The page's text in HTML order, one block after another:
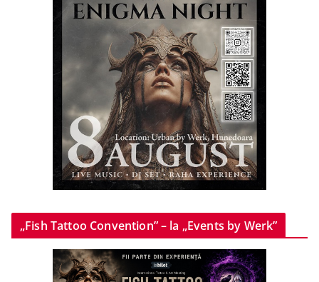
„Fish Tattoo Convention” – la „Events by Werk”